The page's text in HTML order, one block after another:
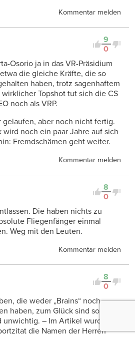
Kommentar melden
9
0
Osorio ja in das VR-Präsidium
die gleiche Kräfte, die so
haben, trotz sagenhaftem
Topshot tut sich die CS
noch als VRP.
gelaufen, aber noch nicht fertig.
wird noch ein paar Jahre auf sich
Fremdschämen geht weiter.
Kommentar melden
8
0
Die haben nichts zu
Fliegenfänger einmal
Weg mit den Leuten.
Kommentar melden
8
0
die weder „Brains“ noch
haben, zum Glück sind solche
– Im Artikel wurden
die Namen der Herren